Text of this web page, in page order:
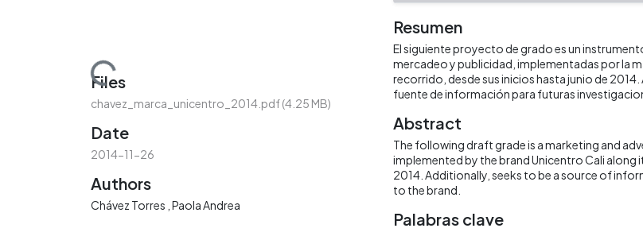
Loading...
Files
chavez_marca_unicentro_2014.pdf(4.25 MB)
Date
2014-11-26
Authors
Chávez Torres , Paola Andrea
Resumen
El siguiente proyecto de grado es un
mercadeo y publicidad, implementadas por la
recorrido, desde sus inicios hasta junio de
fuente de información para futuras
Abstract
The following draft grade is a marketing and
implemented by the brand Unicentro Cali along
2014. Additionally, seeks to be a source of
to the brand.
Palabras clave